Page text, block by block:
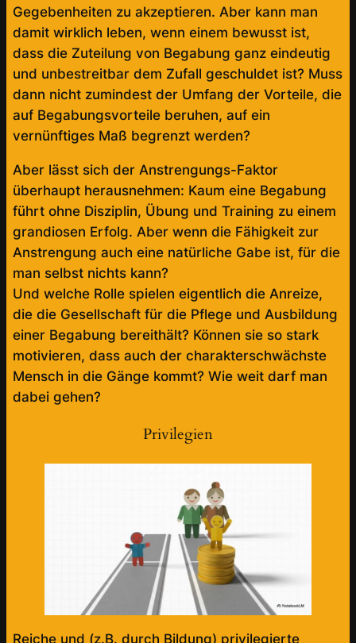
Gegebenheiten zu akzeptieren. Aber kann man
damit wirklich leben, wenn einem bewusst ist,
dass die Zuteilung von Begabung ganz eindeutig
und unbestreitbar dem Zufall geschuldet ist? Muss
dann nicht zumindest der Umfang der Vorteile, die
auf Begabungsvorteile beruhen, auf ein
vernünftiges Maß begrenzt werden?
Aber lässt sich der Anstrengungs-Faktor
überhaupt herausnehmen: Kaum eine Begabung
führt ohne Disziplin, Übung und Training zu einem
grandiosen Erfolg. Aber wenn die Fähigkeit zur
Anstrengung auch eine natürliche Gabe ist, für die
man selbst nichts kann?
Und welche Rolle spielen eigentlich die Anreize,
die die Gesellschaft für die Pflege und Ausbildung
einer Begabung bereithält? Können sie so stark
motivieren, dass auch der charakterschwächste
Mensch in die Gänge kommt? Wie weit darf man
dabei gehen?
Privilegien
Reiche und (z.B. durch Bildung) privilegierte